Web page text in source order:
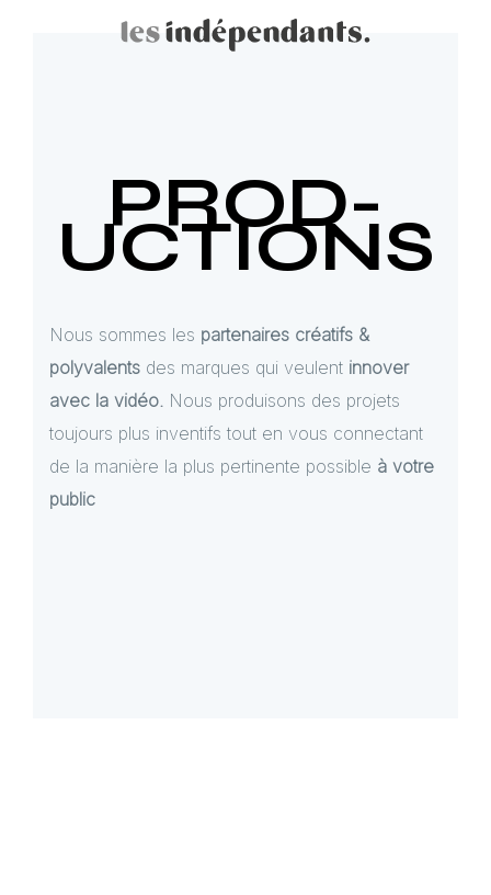
PROD-
UCTIONS
Nous sommes les partenaires créatifs &
polyvalents des marques qui veulent innover
avec la vidéo. Nous produisons des projets
toujours plus inventifs tout en vous connectant
de la manière la plus pertinente possible à votre
public